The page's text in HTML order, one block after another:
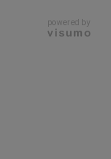
powered by